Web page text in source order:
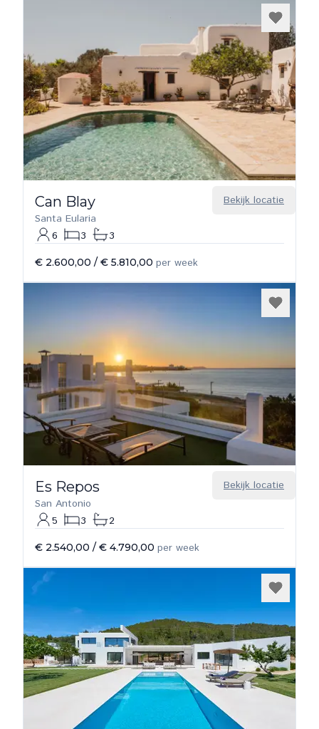
Bekijk locatie
Can Blay
Santa Eularia
6
3 3
€ 2.600,00 / € 5.810,00 per week
Bekijk locatie
Es Repos
San Antonio
5
3 2
€ 2.540,00 / € 4.790,00 per week